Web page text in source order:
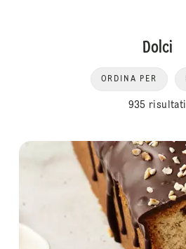
Dolci
935 risultati
ORDINA PER